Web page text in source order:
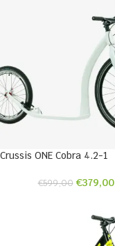
Crussis ONE Cobra 4.2-1
€599,00 €379,00